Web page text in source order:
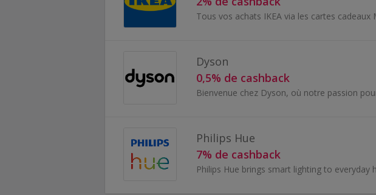
Dyson
0,5% de cashback
Philips Hue
7% de cashback